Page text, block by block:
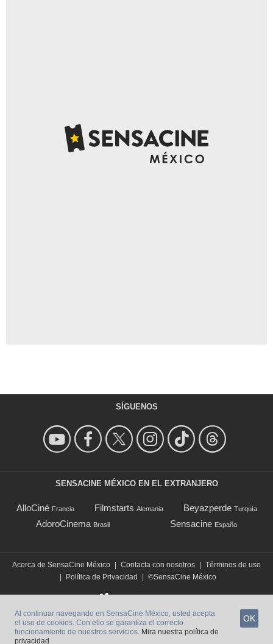
SÍGUENOS
SENSACINE MÉXICO EN EL EXTRANJERO
AlloCiné Francia Filmstarts Alemania Beyazperde Turquía
AdoroCinema Brasil Sensacine España
Acerca de SensaCine México | Contacta con nosotros | Términos de uso
|
Política de Privacidad | ©SensaCine México
Al continuar navegando en SensaCine México, usted acepta
el uso de cookies. Con ello se garantiza el correcto
funcionamiento de nuestros servicios. Mira nuestra política de
privacidad
OK